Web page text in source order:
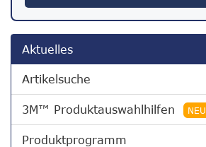
Aktuelles
Artikelsuche
3M™ Produktauswahlhilfen NEU
Produktprogramm